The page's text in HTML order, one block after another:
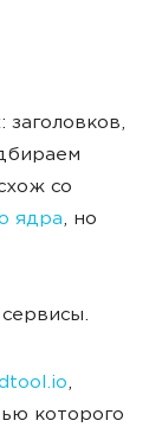
со
ядра, но
,
которого